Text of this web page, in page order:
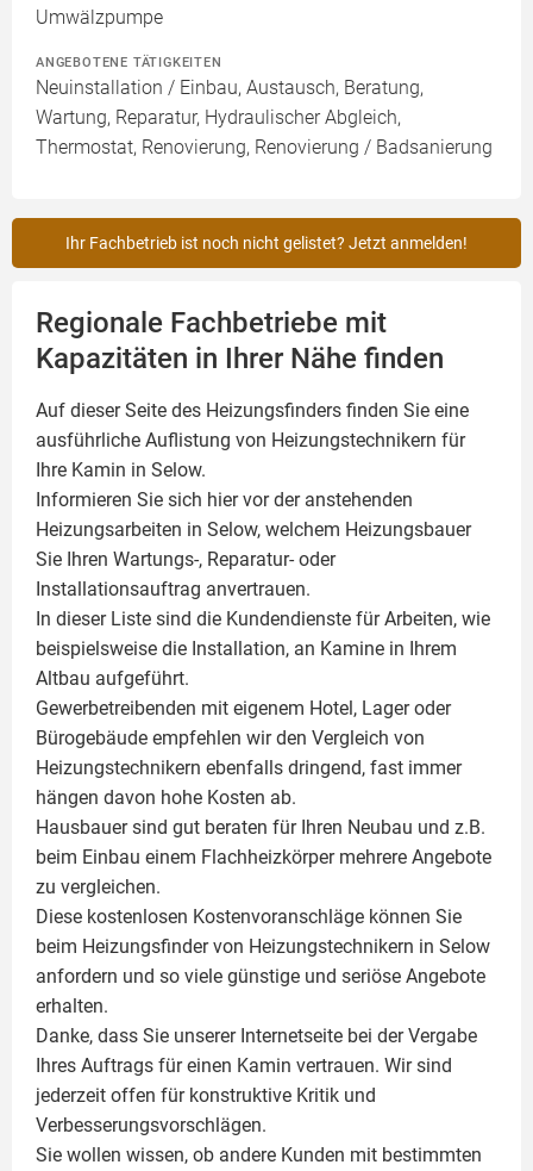
Umwälzpumpe
ANGEBOTENE TÄTIGKEITEN
Neuinstallation / Einbau, Austausch, Beratung,
Wartung, Reparatur, Hydraulischer Abgleich,
Thermostat, Renovierung, Renovierung / Badsanierung
Ihr Fachbetrieb ist noch nicht gelistet? Jetzt anmelden!
Regionale Fachbetriebe mit
Kapazitäten in Ihrer Nähe finden
Auf dieser Seite des Heizungsfinders finden Sie eine
ausführliche Auflistung von Heizungstechnikern für
Ihre Kamin in Selow.
Informieren Sie sich hier vor der anstehenden
Heizungsarbeiten in Selow, welchem Heizungsbauer
Sie Ihren Wartungs-, Reparatur- oder
Installationsauftrag anvertrauen.
In dieser Liste sind die Kundendienste für Arbeiten, wie
beispielsweise die Installation, an Kamine in Ihrem
Altbau aufgeführt.
Gewerbetreibenden mit eigenem Hotel, Lager oder
Bürogebäude empfehlen wir den Vergleich von
Heizungstechnikern ebenfalls dringend, fast immer
hängen davon hohe Kosten ab.
Hausbauer sind gut beraten für Ihren Neubau und z.B.
beim Einbau einem Flachheizkörpermehrere Angebote
zu vergleichen.
Diese kostenlosen Kostenvoranschläge können Sie
beim Heizungsfinder von Heizungstechnikern in Selow
anfordern und so viele günstige und seriöse Angebote
erhalten.
Danke, dass Sie unserer Internetseite bei der Vergabe
Ihres Auftrags für einen Kamin vertrauen. Wir sind
jederzeit offen für konstruktive Kritik und
Verbesserungsvorschlägen.
Sie wollen wissen, ob andere Kunden mit bestimmten